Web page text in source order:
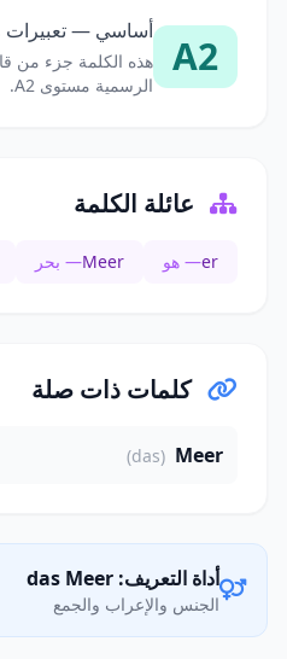
A2
أساسي — تعبيرات
هذه الكلمة جزء من
الرسمية مستوى A2.
عائلة الكلمة
er— هو Meer— بحر
كلمات ذات صلة
Meer
(das)
أداة التعريف: das Meer
الجنس والإعراب والجمع